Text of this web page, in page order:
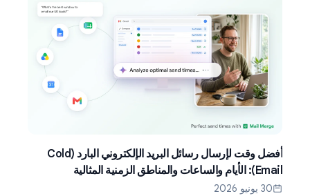
أفضل وقت لإرسال رسائل البريد الإلكتروني البارد (Cold
Email): الأيام والساعات والمناطق الزمنية المثالية
30 يونيو 2026